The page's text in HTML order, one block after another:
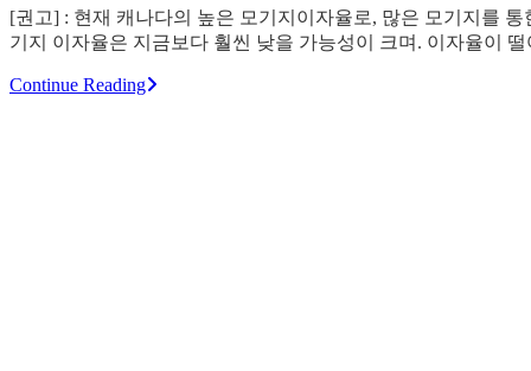
[권고] : 현재 캐나다의 높은 모기지이자율로, 많은 모기지를
기지 이자율은 지금보다 훨씬 낮을 가능성이 크며. 이자율이
Continue Reading